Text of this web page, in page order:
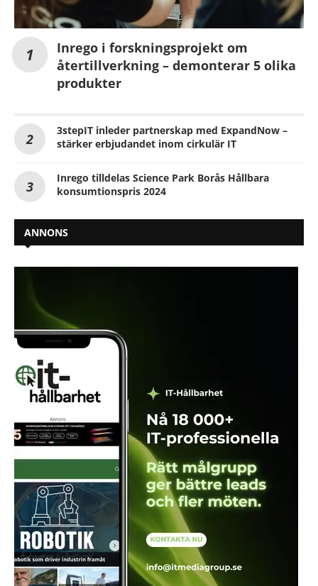
Inrego i forskningsprojekt om
återtillverkning – demonterar 5 olika
produkter
3stepIT inleder partnerskap med ExpandNow –
stärker erbjudandet inom cirkulär IT
Inrego tilldelas Science Park Borås Hållbara
konsumtionspris 2024
ANNONS